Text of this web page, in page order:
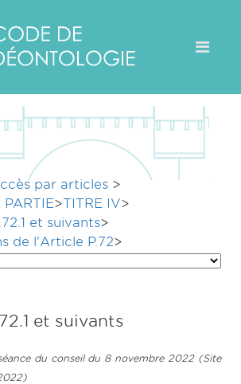
par articles >
PARTIE>TITRE IV>
et suivants>
de l'Article P.72>
et suivants
du conseil du 8 novembre 2022 (Site